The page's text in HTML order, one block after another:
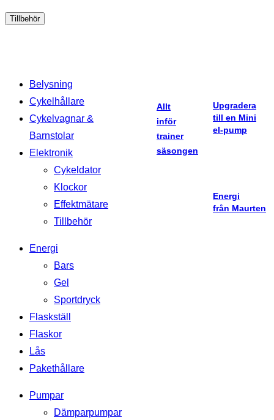
Tillbehör
Belysning
Cykelhållare
Cykelvagnar &
Barnstolar
Elektronik
Cykeldator
Klockor
Effektmätare
Tillbehör
Energi
Bars
Gel
Sportdryck
Flaskställ
Flaskor
Lås
Pakethållare
Pumpar
Dämparpumpar
Allt
inför
trainer
säsongen
Upgradera
till en Mini
el-pump
Energi
från Maurten